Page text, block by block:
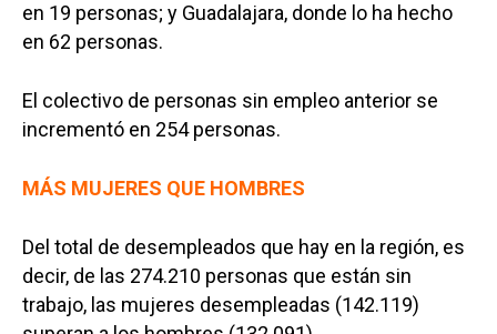
en 19 personas; y Guadalajara, donde lo ha hecho
en 62 personas.
El colectivo de personas sin empleo anterior se
incrementó en 254 personas.
MÁS MUJERES QUE HOMBRES
Del total de desempleados que hay en la región, es
decir, de las 274.210 personas que están sin
trabajo, las mujeres desempleadas (142.119)